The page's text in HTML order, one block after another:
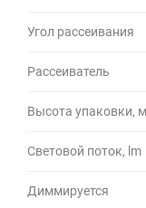
Угол рассеивания
Рассеиватель
Высота упаковки,
Световой поток, lm
Диммируется